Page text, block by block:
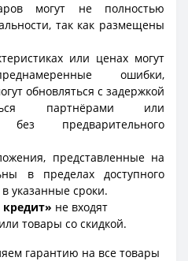
могут не полностью
так как размещены
или ценах могут
ошибки,
обновляться с задержкой
партнёрами или
без предварительного
представленные на
в пределах доступного
в указанные сроки.
не входят
товары со скидкой.
гарантию на все товары